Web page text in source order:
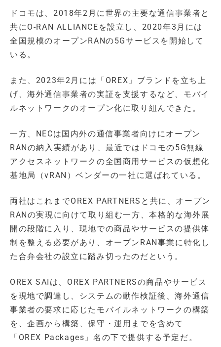
ドコモは、2018年2月に世界の主要な通信事業者と
共にO-RAN ALLIANCEを設立し、2020年3月には
全国規模のオープンRANの5Gサービスを開始して
いる。
また、2023年2月には「OREX」ブランドを立ち上
げ、海外通信事業者の実証を支援するなど、モバイ
ルネットワークのオープン化に取り組んできた。
一方、NECは国内外の通信事業者向けにオープン
RANの納入実績があり、最近ではドコモの5G無線
アクセスネットワークの全国商用サービスの仮想化
基地局（vRAN）ベンダーの一社に選ばれている。
両社はこれまでOREX PARTNERSと共に、オープン
RANの実現に向けて取り組む一方、本格的な海外展
開の段階に入り、現地での商品やサービスの提供体
制を整える必要があり、オープンRAN事業に特化し
た合弁会社の設立に踏み切ったのだという。
OREX SAIは、OREX PARTNERSの商品やサービス
を現地で調達し、システムの動作検証後、海外通信
事業者の要求に応じたモバイルネットワークの構築
を、企画から構築、保守・運用までを含めて
「OREX Packages」名の下で提供する予定だ。